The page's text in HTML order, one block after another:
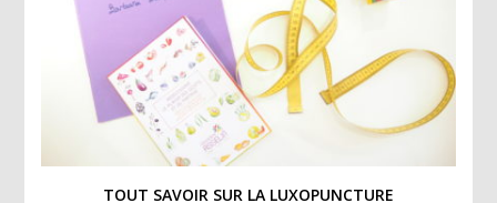
TOUT SAVOIR SUR LA LUXOPUNCTURE